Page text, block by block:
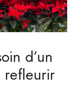
d’un
refleurir